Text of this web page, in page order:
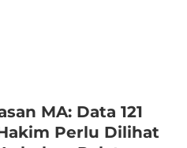
MA: Data 121
Perlu Dilihat